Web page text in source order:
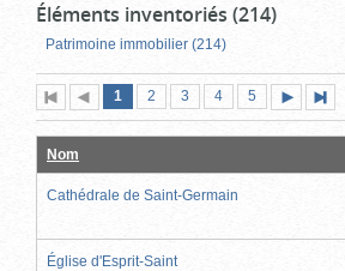
Éléments inventoriés (214)
Patrimoine immobilier (214)
Première
page
Page
précédente
Page
1 (page
actuelle)
Page
2 Page
3 Page
4 Page
5
suivante
Nom
Cathédrale de Saint-Germain
Église d'Esprit-Saint